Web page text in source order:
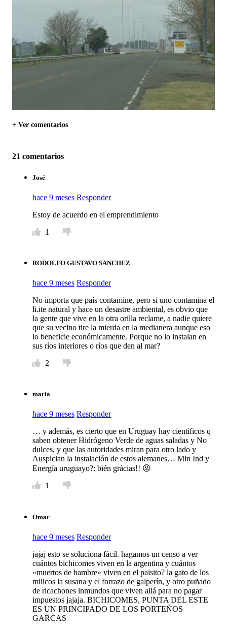
+ Ver comentarios
21 comentarios
José
hace 9 meses Responder
Estoy de acuerdo en el emprendimiento
1
RODOLFO GUSTAVO SANCHEZ
hace 9 meses Responder
No importa que país contamine, pero si uno contamina el
li.ite natural y hace un desastre ambiental, es obvio que
la gente que vive en la otra orilla reclame, a nadie quiere
que su vecino tire la mierda en la medianera aunque eso
lo beneficie económicamente. Porque no lo instalan en
sus ríos interiores o ríos que den al mar?
2
maria
hace 9 meses Responder
… y además, es cierto que en Uruguay hay científicos q
saben obtener Hidrógeno Verde de aguas saladas y No
dulces, y que las autoridades miran para otro lado y
Auspician la instalación de estos alemanes… Min Ind y
Energía uruguayo?: bién grácias!! 😡
1
Omar
hace 9 meses Responder
jajaj esto se soluciona fácil. hagamos un censo a ver
cuántos bichicomes viven en la argentina y cuántos
«muertos de hambre» viven en el paisito? la gato de los
milicos la susana y el forrazo de galperín, y otro puñado
de ricachones inmundos que viven allá para no pagar
impuestos jajaja. BICHICOMES, PUNTA DEL ESTE
ES UN PRINCIPADO DE LOS PORTEÑOS
GARCAS